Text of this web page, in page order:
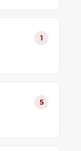
1
5